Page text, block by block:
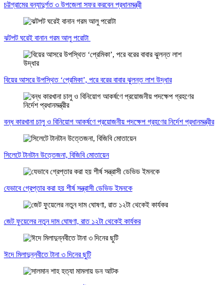
চট্টগ্রামের বন্যাদুর্গত ৩ উপজেলা সফর করবেন প্রধানমন্ত্রী
ঝটপট ঘরেই বানান গরম আলু পরোটা
বিয়ের আসরে উপস্থিত ‘প্রেমিকা’, পরে বরের বাবার ঝুলন্ত লাশ উদ্ধার
বন্ধ কারখানা চালু ও বিনিয়োগ আকর্ষণে প্রয়োজনীয় পদক্ষেপ গ্রহণের নির্দেশ প্রধানমন্ত্রীর
সিলেটে টানটান উত্তেজনা, বিজিবি মোতায়েন
যেভাবে গ্রেপ্তার করা হয় শীর্ষ সন্ত্রাসী ডেভিড ইমনকে
জেট ফুয়েলের নতুন দাম ঘোষণা, রাত ১২টা থেকেই কার্যকর
ঈদে মিলাদুন্নবীতে টানা ৩ দিনের ছুটি